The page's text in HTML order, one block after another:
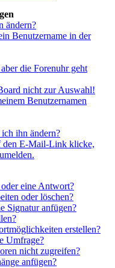
ändern?
Benutzername in der
die Forenuhr geht
nicht zur Auswahl!
Benutzernamen
ihn ändern?
den E-Mail-Link klicke,
eine Antwort?
oder löschen?
Signatur anfügen?
erstellen?
Umfrage?
nicht zugreifen?
anfügen?